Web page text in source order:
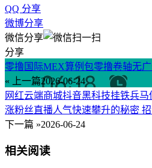
QQ 分享
微博分享
微信分享
分享
零撸国际MEX算例包零撸卷轴无
« 上一篇2026-06-24
网红云端商城抖音黑科技挂铁兵
涨粉丝直播人气快速攀升的秘密
下一篇 »2026-06-24
相关阅读